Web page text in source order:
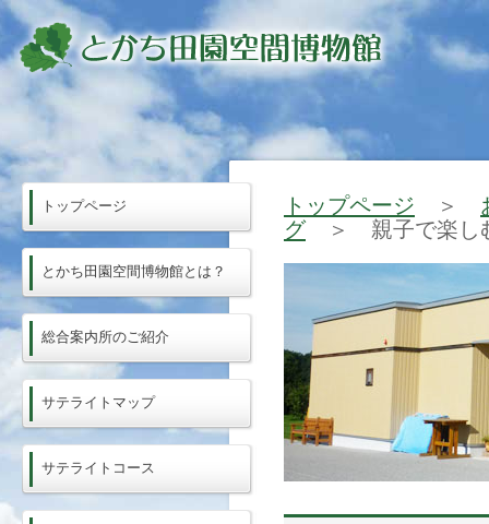
トップページ ＞
グ＞ 親子で楽しむ
トップページ
とかち田園空間博物館とは？
総合案内所のご紹介
サテライトマップ
サテライトコース